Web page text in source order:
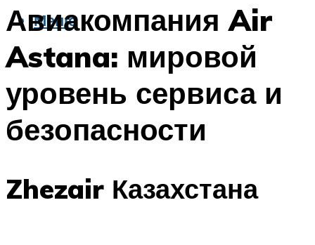
Меню
Авиакомпания Air
Astana: мировой
уровень сервиса и
безопасности
Zhezair Казахстана